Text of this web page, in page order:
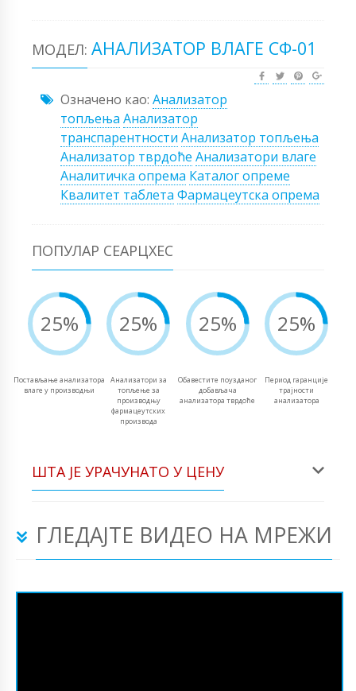
МОДЕЛ: АНАЛИЗАТОР ВЛАГЕ СФ-01
Означено као: Анализатор
топљења Анализатор
транспарентности Анализатор топљења
Анализатор тврдоће Анализатори влаге
Аналитичка опрема Каталог опреме
Квалитет таблета Фармацеутска опрема
ПОПУЛАР СЕАРЦХЕС
25%
Постављање анализатора
влаге у производњи
25%
Анализатори за
топљење за
производњу
фармацеутских
производа
25%
Обавестите поузданог
добављача
анализатора тврдоће
25%
Период гаранције
трајности
анализатора
ШТА ЈЕ УРАЧУНАТО У ЦЕНУ
ГЛЕДАЈТЕ ВИДЕО НА МРЕЖИ